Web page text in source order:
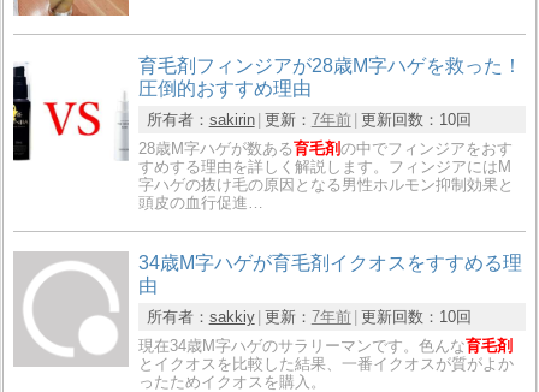
育毛剤フィンジアが28歳M字ハゲを救った！
圧倒的おすすめ理由
所有者： sakirin 更新： 7年前 更新回数： 10回
28歳M字ハゲが数ある育毛剤の中でフィンジアをおす
すめする理由を詳しく解説します。フィンジアにはM
字ハゲの抜け毛の原因となる男性ホルモン抑制効果と
頭皮の血行促進…
34歳M字ハゲが育毛剤イクオスをすすめる理
由
所有者： sakkiy 更新： 7年前 更新回数： 10回
現在34歳M字ハゲのサラリーマンです。色んな育毛剤
とイクオスを比較した結果、一番イクオスが質がよか
ったためイクオスを購入。